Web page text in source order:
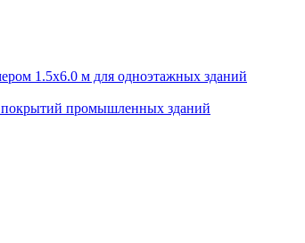
1.5х6.0 м для одноэтажных зданий
покрытий промышленных зданий